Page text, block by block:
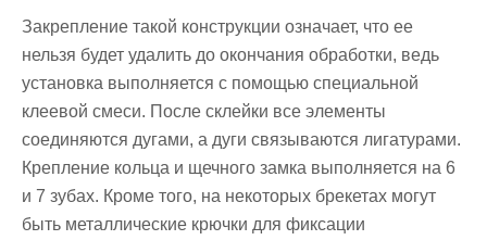
Закрепление такой конструкции означает, что ее
нельзя будет удалить до окончания обработки, ведь
установка выполняется с помощью специальной
клеевой смеси. После склейки все элементы
соединяются дугами, а дуги связываются лигатурами.
Крепление кольца и щечного замка выполняется на 6
и 7 зубах. Кроме того, на некоторых брекетах могут
быть металлические крючки для фиксации